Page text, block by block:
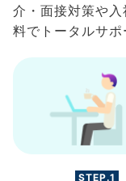
介・面接対策や
料でトータルサポ
STEP.1